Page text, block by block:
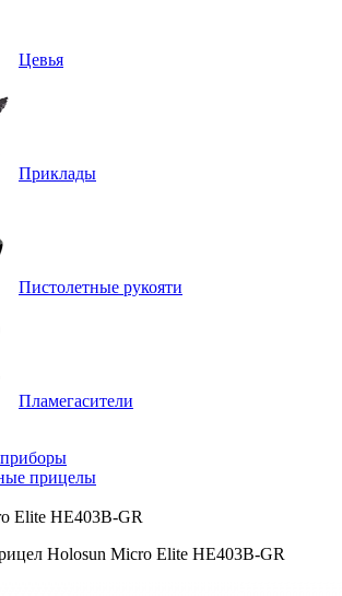
Цевья
Приклады
Пистолетные рукояти
Пламегасители
прицелы
Elite HE403B-GR
Holosun Micro Elite HE403B-GR